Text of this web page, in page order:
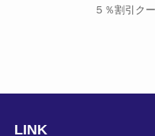
５％割引ク
LINK